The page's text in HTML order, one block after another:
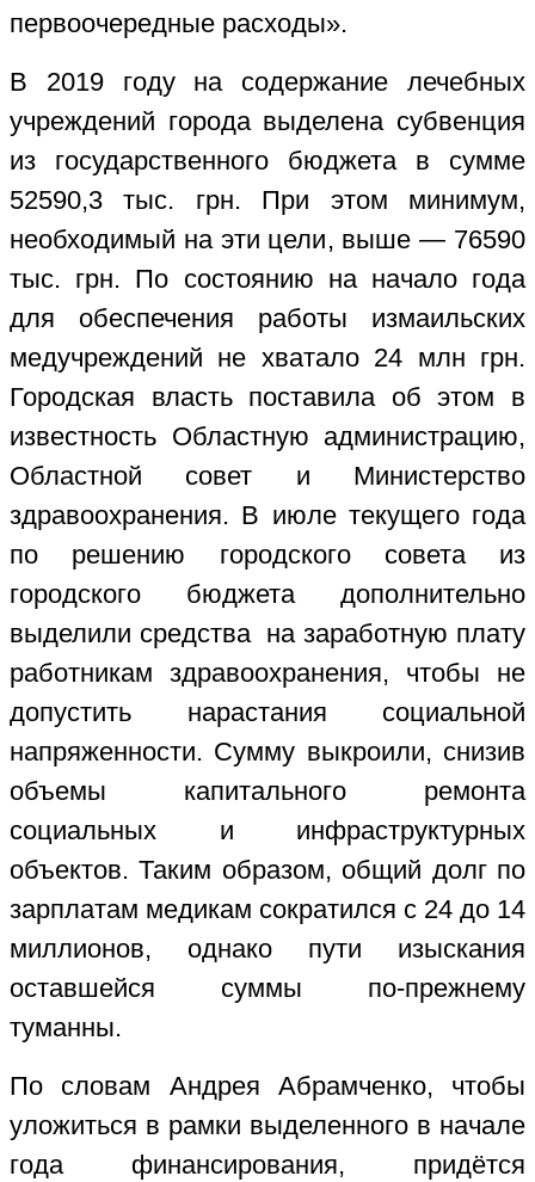
первоочередные расходы».
В 2019 году на содержание лечебных
учреждений города выделена субвенция
из государственного бюджета в сумме
52590,3 тыс. грн. При этом минимум,
необходимый на эти цели, выше — 76590
тыс. грн. По состоянию на начало года
для обеспечения работы измаильских
медучреждений не хватало 24 млн грн.
Городская власть поставила об этом в
известность Областную администрацию,
Областной совет и Министерство
здравоохранения. В июле текущего года
по решению городского совета из
городского бюджета дополнительно
выделили средства на заработную плату
работникам здравоохранения, чтобы не
допустить нарастания социальной
напряженности. Сумму выкроили, снизив
объемы капитального ремонта
социальных и инфраструктурных
объектов. Таким образом, общий долг по
зарплатам медикам сократился с 24 до 14
миллионов, однако пути изыскания
оставшейся суммы по-прежнему
туманны.
По словам Андрея Абрамченко, чтобы
уложиться в рамки выделенного в начале
года финансирования, придётся